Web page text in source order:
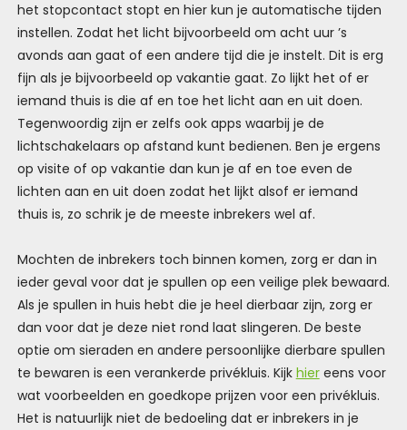
het stopcontact stopt en hier kun je automatische tijden
instellen. Zodat het licht bijvoorbeeld om acht uur ’s
avonds aan gaat of een andere tijd die je instelt. Dit is erg
fijn als je bijvoorbeeld op vakantie gaat. Zo lijkt het of er
iemand thuis is die af en toe het licht aan en uit doen.
Tegenwoordig zijn er zelfs ook apps waarbij je de
lichtschakelaars op afstand kunt bedienen. Ben je ergens
op visite of op vakantie dan kun je af en toe even de
lichten aan en uit doen zodat het lijkt alsof er iemand
thuis is, zo schrik je de meeste inbrekers wel af.
Mochten de inbrekers toch binnen komen, zorg er dan in
ieder geval voor dat je spullen op een veilige plek bewaard.
Als je spullen in huis hebt die je heel dierbaar zijn, zorg er
dan voor dat je deze niet rond laat slingeren. De beste
optie om sieraden en andere persoonlijke dierbare spullen
te bewaren is een verankerde privékluis. Kijk hiereens voor
wat voorbeelden en goedkope prijzen voor een privékluis.
Het is natuurlijk niet de bedoeling dat er inbrekers in je